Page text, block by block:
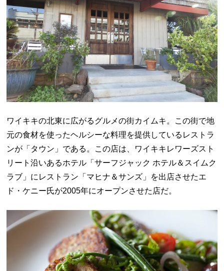
ワイキキの北東に広がるグルメの街カイムキ。この街で地
元の食材を使ったヘルシーな料理を提供しているレストラ
ンが「タウン」である。この店は、ワイキキレワーズスト
リート沿いあるホテル「サーフジャック ホテル＆スイムク
ラブ」にレストラン「マヒナ＆サンズ」を出店させたエ
ド・ケニー氏が2005年にオープンさせた店だ。